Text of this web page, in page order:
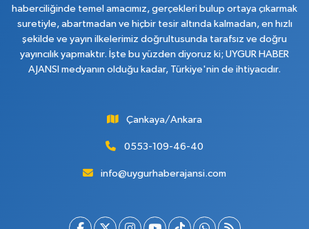
haberciliğinde temel amacımız, gerçekleri bulup ortaya çıkarmak
suretiyle, abartmadan ve hiçbir tesir altında kalmadan, en hızlı
şekilde ve yayın ilkelerimiz doğrultusunda tarafsız ve doğru
yayıncılık yapmaktır. İşte bu yüzden diyoruz ki; UYGUR HABER
AJANSI medyanın olduğu kadar, Türkiye'nin de ihtiyacıdır.
Çankaya/Ankara
0553-109-46-40
info@uygurhaberajansi.com